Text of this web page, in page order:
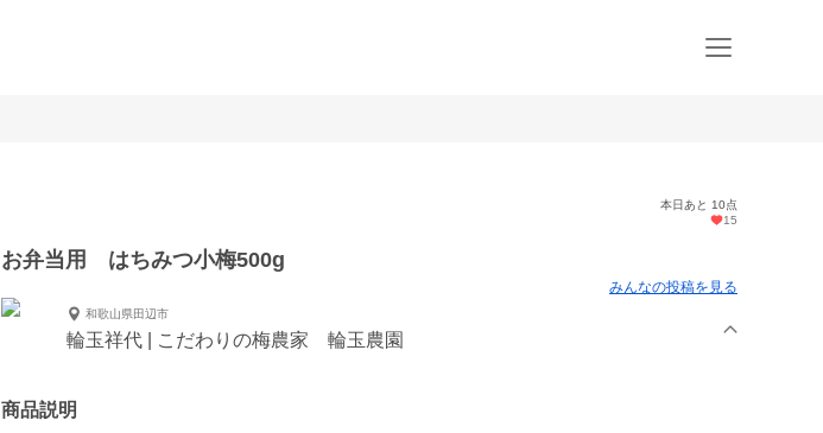
本日あと 10点
15
お弁当用 はちみつ小梅500g
みんなの投稿を見る
和歌山県田辺市
輪玉祥代 | こだわりの梅農家 輪玉農園
商品説明